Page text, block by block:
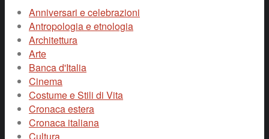
Anniversari e celebrazioni
Antropologia e etnologia
Architettura
Arte
Banca d'Italia
Cinema
Costume e Stili di Vita
Cronaca estera
Cronaca italiana